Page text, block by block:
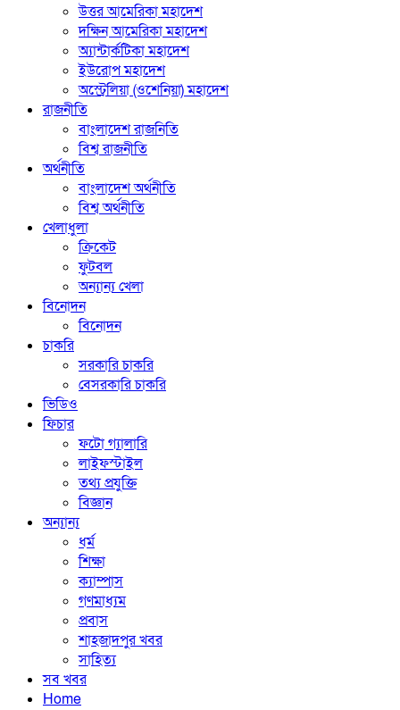
উত্তর আমেরিকা মহাদেশ
দক্ষিন আমেরিকা মহাদেশ
অ্যান্টার্কটিকা মহাদেশ
ইউরোপ মহাদেশ
অস্ট্রেলিয়া (ওশেনিয়া) মহাদেশ
রাজনীতি
বাংলাদেশ রাজনিতি
বিশ্ব রাজনীতি
অর্থনীতি
বাংলাদেশ অর্থনীতি
বিশ্ব অর্থনীতি
খেলাধুলা
ক্রিকেট
ফুটবল
অন্যান্য খেলা
বিনোদন
বিনোদন
চাকরি
সরকারি চাকরি
বেসরকারি চাকরি
ভিডিও
ফিচার
ফটো গ্যালারি
লাইফস্টাইল
তথ্য প্রযুক্তি
বিজ্ঞান
অন্যান্য
ধর্ম
শিক্ষা
ক্যাম্পাস
গণমাধ্যম
প্রবাস
শাহজাদপুর খবর
সাহিত্য
সব খবর
Home